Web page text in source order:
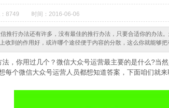
8749 时间：2016-06-06
推行办法还有许多，没有最佳的推行办法，只要合适你的办法
收到的作用好，或许哪个途径便于内容的分散，这么你就能够
你用过几个？微信大众号运营最主要的是什么?当
每个微信大众号运营人员都想知道答案，下面咱们就